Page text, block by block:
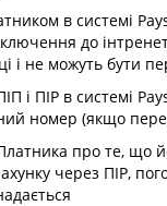
в системі
до
і не можуть бути
і ПІР в системі
номер (якщо
про те, що
через ПІР,